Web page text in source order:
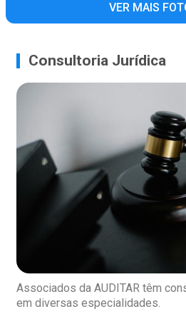
VER MAIS
Consultoria Jurídica
Associados da AUDITAR têm
em diversas especialidades.